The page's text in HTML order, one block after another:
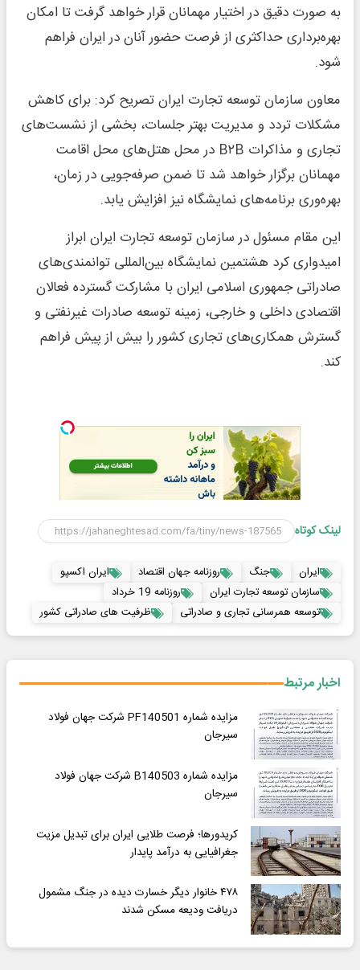
به صورت دقیق در اختیار مهمانان قرار خواهد گرفت تا امکان
بهره‌برداری حداکثری از فرصت حضور آنان در ایران فراهم
شود.
معاون سازمان توسعه تجارت ایران تصریح کرد: برای کاهش
مشکلات تردد و مدیریت بهتر جلسات، بخشی از نشست‌های
تجاری و مذاکرات B۲B در محل هتل‌های محل اقامت
مهمانان برگزار خواهد شد تا ضمن صرفه‌جویی در زمان،
بهره‌وری برنامه‌های نمایشگاه نیز افزایش یابد.
این مقام مسئول در سازمان توسعه تجارت ایران ابراز
امیدواری کرد هشتمین نمایشگاه بین‌المللی توانمندی‌های
صادراتی جمهوری اسلامی ایران با مشارکت گسترده فعالان
اقتصادی داخلی و خارجی، زمینه توسعه صادرات غیرنفتی و
گسترش همکاری‌های تجاری کشور را بیش از پیش فراهم
کند.
لینک کوتاه
ایران جنگ روزنامه جهان اقتصاد
ایران اکسپو
سازمان توسعه تجارت ایران
روزنامه 19 خرداد
توسعه همرسانی تجاری و صادراتی
ظرفیت های صادراتی کشور
اخبار مرتبط
مزایده شماره PF140501 شرکت جهان فولاد
سیرجان
مزایده شماره B140503 شرکت جهان فولاد
سیرجان
کریدورها؛ فرصت طلایی ایران برای تبدیل مزیت
جغرافیایی به درآمد پایدار
۴۷۸ خانوار دیگر خسارت دیده در جنگ مشمول
دریافت ودیعه مسکن شدند